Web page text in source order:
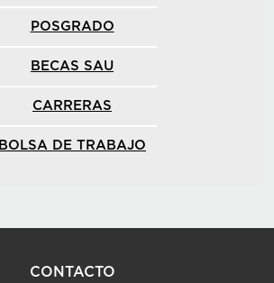
POSGRADO
BECAS SAU
CARRERAS
BOLSA DE TRABAJO
CONTACTO